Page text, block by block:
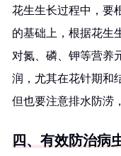
花生生长过程中，要
的基础上，根据花生
对氮、磷、钾等营养
润，尤其在花针期和
但也要注意排水防涝
四、有效防治病